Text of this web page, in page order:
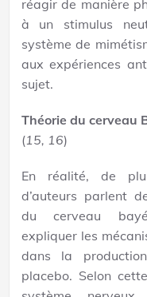
réagir de manière
à un stimulus
système de
aux expériences
sujet.
Théorie du cerveau
(15, 16)
En réalité, de
d’auteurs parlent
du cerveau
expliquer les
dans la
placebo. Selon